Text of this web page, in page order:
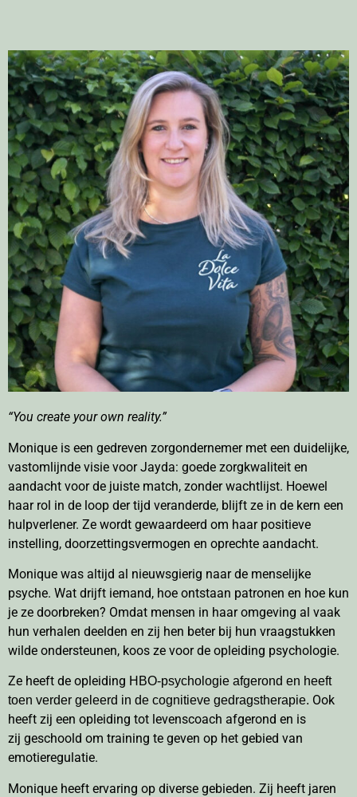
“You create your own reality.”
Monique is een gedreven zorgondernemer met een duidelijke,
vastomlijnde visie voor Jayda: goede zorgkwaliteit en
aandacht voor de juiste match, zonder wachtlijst. Hoewel
haar rol in de loop der tijd veranderde, blijft ze in de kern een
hulpverlener. Ze wordt gewaardeerd om haar positieve
instelling, doorzettingsvermogen en oprechte aandacht.
Monique was altijd al nieuwsgierig naar de menselijke
psyche. Wat drijft iemand, hoe ontstaan patronen en hoe kun
je ze doorbreken? Omdat mensen in haar omgeving al vaak
hun verhalen deelden en zij hen beter bij hun vraagstukken
wilde ondersteunen, koos ze voor de opleiding psychologie.
Ze heeft de opleiding HBO-psychologie afgerond en heeft
toen verder geleerd in de cognitieve gedragstherapie. Ook
heeft zij een opleiding tot levenscoach afgerond en is
zij geschoold om training te geven op het gebied van
emotieregulatie.
Monique heeft ervaring op diverse gebieden. Zij heeft jaren